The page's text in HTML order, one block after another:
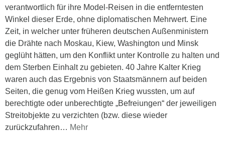
verantwortlich für ihre Model-Reisen in die entferntesten
Winkel dieser Erde, ohne diplomatischen Mehrwert. Eine
Zeit, in welcher unter früheren deutschen Außenministern
die Drähte nach Moskau, Kiew, Washington und Minsk
geglüht hätten, um den Konflikt unter Kontrolle zu halten und
dem Sterben Einhalt zu gebieten. 40 Jahre Kalter Krieg
waren auch das Ergebnis von Staatsmännern auf beiden
Seiten, die genug vom Heißen Krieg wussten, um auf
berechtigte oder unberechtigte „Befreiungen“ der jeweiligen
Streitobjekte zu verzichten (bzw. diese wieder
zurückzufahren… Mehr